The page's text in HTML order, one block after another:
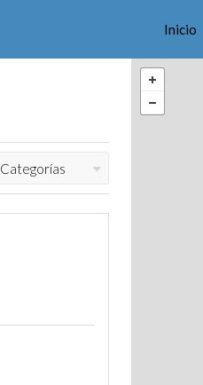
Inicio
Categorías